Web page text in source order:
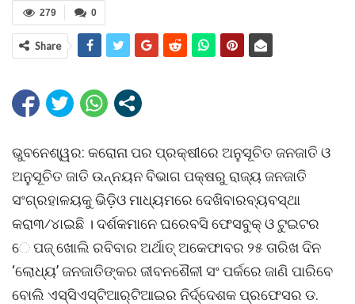
0
279
Share
ଭୁବନେଶ୍ୱର: କରୋନା ପର ପ୍ରକ୍ଷୀରେ ଅନୁସୂଚିତ ଜନଜାତି ଓ
ଅନୁସୂଚିତ ଜାତି ଉନ୍ନୟନ ବିଭାଗ ପକ୍ଷରୁ ରାଜ୍ୟ ଜନଜାତି
ସଂଗ୍ରହାଳୟକୁ ଭିଡ଼ିଓ ମାଧ୍ୟମରେ ଦେଖିବାରବ୍ୟବସ୍ଥା
କରା୩⁄୪ାଇଛି । ଦର୍ଶକମାନେ ଘରେବସି ଫେସବୁକ୍‌ ଓ ଟୁଇଟର
େ ପଜ୍ ଖୋଲି ରବିବାର ଅର୍ଥାତ୍‌ ଅକେଫାବର ୨୫ ତାରିଖ ଦିନ
‘ଲୋଧ୍ୟ’ ଜନଜାତିଙ୍କର ଜୀବନଶୈଳୀ ସଂ ପର୍କରେ ଜାଣି ପାରିବେ
ବୋଲି ଏସ୍‌ସିଏସ୍‌ଟିଆର୍‌ଟିଆଇର ନିର୍ଦ୍ଦେଶକ ପ୍ରଫେସର ଡ.